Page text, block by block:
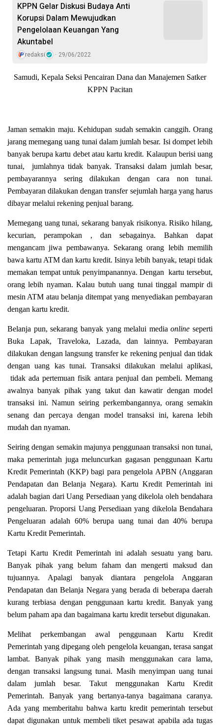
KPPN Gelar Diskusi Budaya Anti
Korupsi Dalam Mewujudkan
Pengelolaan Keuangan Yang
Akuntabel
redaksi 29/06/2022
Samudi, Kepala Seksi Pencairan Dana dan Manajemen Satker
KPPN Pacitan
Jaman semakin maju. Kehidupan sudah semakin canggih. Orang
jarang memegang uang tunai dalam jumlah besar. Isi dompet lebih
banyak berupa kartu debet atau kartu kredit. Kalaupun berisi uang
tunai, jumlahnya tidak banyak. Transaksi dalam jumlah besar,
pembayarannya sering dilakukan dengan cara non tunai.
Pembayaran dilakukan dengan transfer sejumlah harga yang harus
dibayar melalui rekening penjual barang.
Memegang uang tunai, sekarang banyak risikonya. Risiko hilang,
kecurian, perampokan , dan sebagainya. Bahkan dapat
mengancam jiwa pembawanya. Sekarang orang lebih memilih
bawa kartu ATM dan kartu kredit. Isinya lebih banyak, tetapi tidak
memakan tempat untuk penyimpanannya. Dengan kartu tersebut,
orang lebih nyaman. Kalau butuh uang tunai tinggal mampir di
mesin ATM atau belanja ditempat yang menyediakan pembayaran
dengan kartu kredit.
Belanja pun, sekarang banyak yang melalui mediaonline seperti
Buka Lapak, Traveloka, Lazada, dan lainnya. Pembayaran
dilakukan dengan langsung transfer ke rekening penjual dan tidak
dengan uang kas tunai. Transaksi dilakukan melalui aplikasi,
tidak ada pertemuan fisik antara penjual dan pembeli. Memang
awalnya banyak pihak yang takut dan kawatir dengan model
transaksi ini. Namun seiring perkembangannya, orang semakin
senang dan percaya dengan model transaksi ini, karena lebih
mudah dan nyaman.
Seiring dengan semakin majunya penggunaan transaksi non tunai,
maka pemerintah juga meluncurkan gagasan penggunaan Kartu
Kredit Pemerintah (KKP) bagi para pengelola APBN (Anggaran
Pendapatan dan Belanja Negara). Kartu Kredit Pemerintah ini
adalah bagian dari Uang Persediaan yang dikelola oleh bendahara
pengeluaran. Proporsi Uang Persediaan yang dikelola Bendahara
Pengeluaran adalah 60% berupa uang tunai dan 40% berupa
Kartu Kredit Pemerintah.
Tetapi Kartu Kredit Pemerintah ini adalah sesuatu yang baru.
Banyak pihak yang belum faham dan mengerti maksud dan
tujuannya. Apalagi banyak diantara pengelola Anggaran
Pendapatan dan Belanja Negara yang berada di beberapa daerah
kurang terbiasa dengan penggunaan kartu kredit. Banyak yang
belum paham apa dan bagaimana kartu kredit tersebut digunakan.
Melihat perkembangan awal penggunaan Kartu Kredit
Pemerintah yang dipegang oleh pengelola keuangan, terasa sangat
lambat. Banyak pihak yang masih menggunakan cara lama,
dengan transaksi langsung tunai. Masih menyimpan uang tunai
dalam jumlah besar. Takut menggunakan Kartu Kredit
Pemerintah. Banyak yang bertanya-tanya bagaimana caranya.
Ada yang memberitahu bahwa kartu kredit pemerintah tersebut
dapat digunakan untuk membeli tiket pesawat apabila ada tugas